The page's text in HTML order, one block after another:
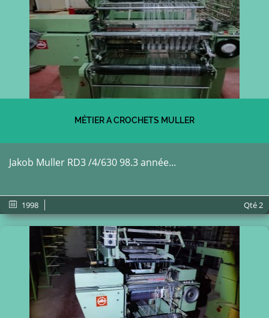
MÉTIER A CROCHETS MULLER
Jakob Muller RD3 /4/630 98.3 année...
1998 Qté2